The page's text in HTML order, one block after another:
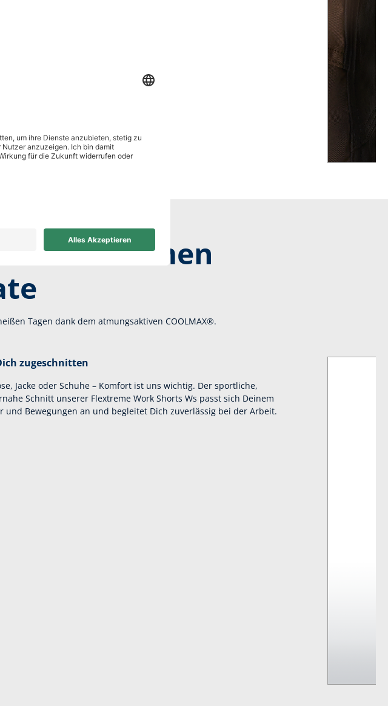
die warmen
Tagen dank dem atmungsaktiven COOLMAX®.
zugeschnitten
Jacke oder Schuhe – Komfort ist uns wichtig. Der sportliche,
Schnitt unserer Flextreme Work Shorts Ws passt sich Deinem
und Bewegungen an und begleitet Dich zuverlässig bei der Arbeit.